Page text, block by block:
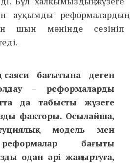
ауқымды реформалардың
шын мәнінде сезініп
саяси бағытына деген
– реформаларды
да табысты жүзеге
факторы. Осылайша,
модель мен
бағыты
одан әрі жаңғыртуға,